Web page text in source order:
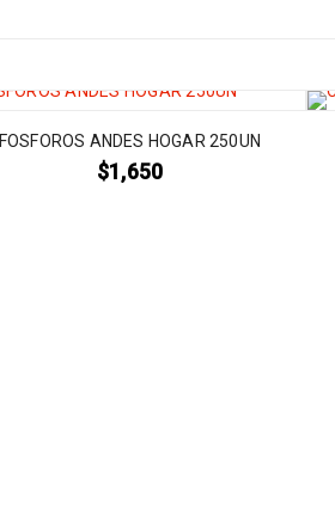
FOSFOROS ANDES HOGAR 250UN
$1,650